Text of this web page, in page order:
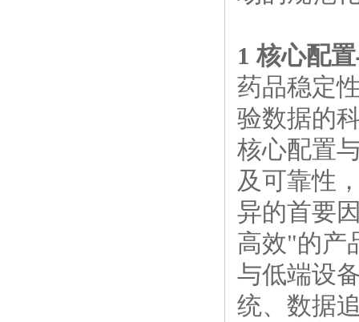
1 核心配
药品稳定
验数据的
核心配置
及可靠性
异的首要
高效"的产
与低端设
统、数据